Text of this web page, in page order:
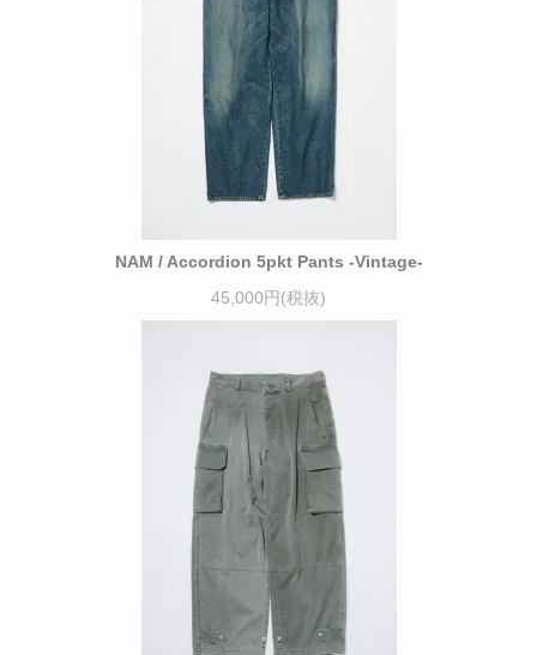
NAM / Accordion 5pkt Pants -Vintage-
45,000円(税抜)